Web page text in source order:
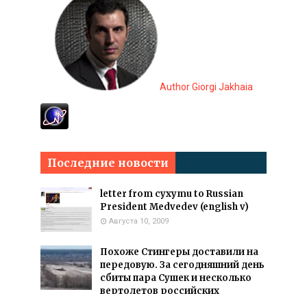
Author Giorgi Jakhaia
Последние новости
letter from cyxymu to Russian
President Medvedev (english v)
Августа 10, 2009
Похоже Стингеры доставили на
передовую. За сегодняшний день
сбиты пара Сушек и несколько
вертолетов российских